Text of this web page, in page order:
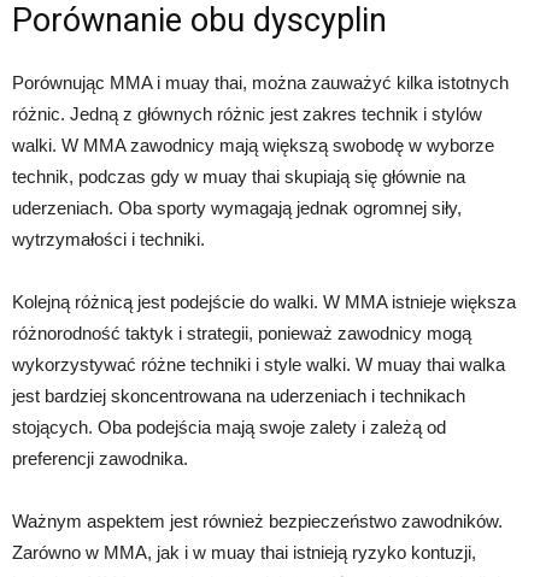
Porównanie obu dyscyplin
Porównując MMA i muay thai, można zauważyć kilka istotnych
różnic. Jedną z głównych różnic jest zakres technik i stylów
walki. W MMA zawodnicy mają większą swobodę w wyborze
technik, podczas gdy w muay thai skupiają się głównie na
uderzeniach. Oba sporty wymagają jednak ogromnej siły,
wytrzymałości i techniki.
Kolejną różnicą jest podejście do walki. W MMA istnieje większa
różnorodność taktyk i strategii, ponieważ zawodnicy mogą
wykorzystywać różne techniki i style walki. W muay thai walka
jest bardziej skoncentrowana na uderzeniach i technikach
stojących. Oba podejścia mają swoje zalety i zależą od
preferencji zawodnika.
Ważnym aspektem jest również bezpieczeństwo zawodników.
Zarówno w MMA, jak i w muay thai istnieją ryzyko kontuzji,